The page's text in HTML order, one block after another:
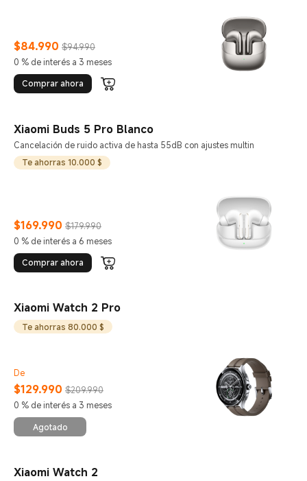
$84.990
Current Price $84990
$94.990
Precio de comercialización $94.990
0 % de interés a 3 meses
Comprar ahora
Xiaomi Buds 5 Pro Blanco
Cancelación de ruido activa de hasta 55dB con ajustes multin
Te ahorras 10.000 $
$169.990
Current Price $169990
$179.990
Precio de comercialización $179.990
0 % de interés a 6 meses
Comprar ahora
Xiaomi Watch 2 Pro
Te ahorras 80.000 $
De
$129.990
Current Price $129990
$209.990
Precio de comercialización $209.990
0 % de interés a 3 meses
Agotado
Xiaomi Watch 2